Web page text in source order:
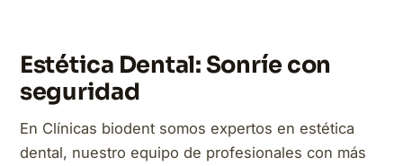
Estética Dental: Sonríe con
seguridad
En Clínicas biodent somos expertos en estética
dental, nuestro equipo de profesionales con más